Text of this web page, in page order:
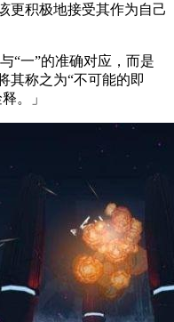
更积极地接受其作为自己
“一”的准确对应，而是
其称之为“不可能的即
。」